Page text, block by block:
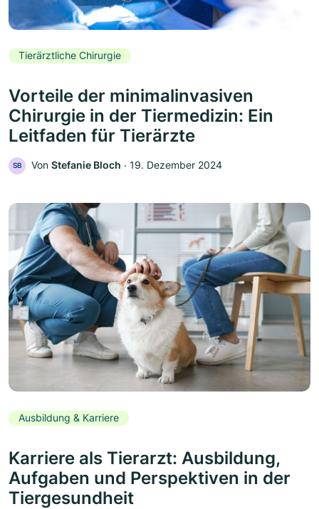
Tierärztliche Chirurgie
Vorteile der minimalinvasiven
Chirurgie in der Tiermedizin: Ein
Leitfaden für Tierärzte
SB Von Stefanie Bloch ‧ 19. Dezember 2024
Ausbildung & Karriere
Karriere als Tierarzt: Ausbildung,
Aufgaben und Perspektiven in der
Tiergesundheit